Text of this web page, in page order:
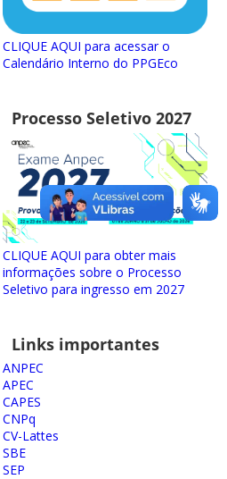
CLIQUE AQUI para acessar o
Calendário Interno do PPGEco
Processo Seletivo 2027
CLIQUE AQUI para obter mais
informações sobre o Processo
Seletivo para ingresso em 2027
Links importantes
ANPEC
APEC
CAPES
CNPq
CV-Lattes
SBE
SEP